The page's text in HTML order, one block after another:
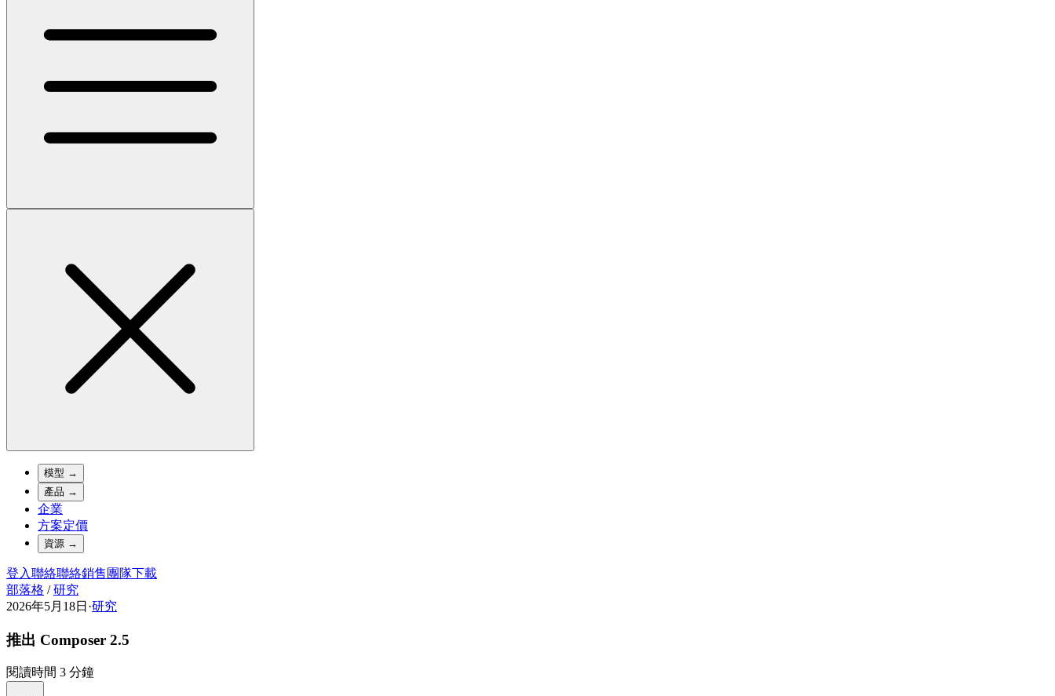
模型 →
產品 →
企業
方案定價
資源 →
登入聯絡聯絡銷售團隊下載
部落格 / 研究
2026年5月18日 ·研究
推出 Composer 2.5
閱讀時間 3 分鐘